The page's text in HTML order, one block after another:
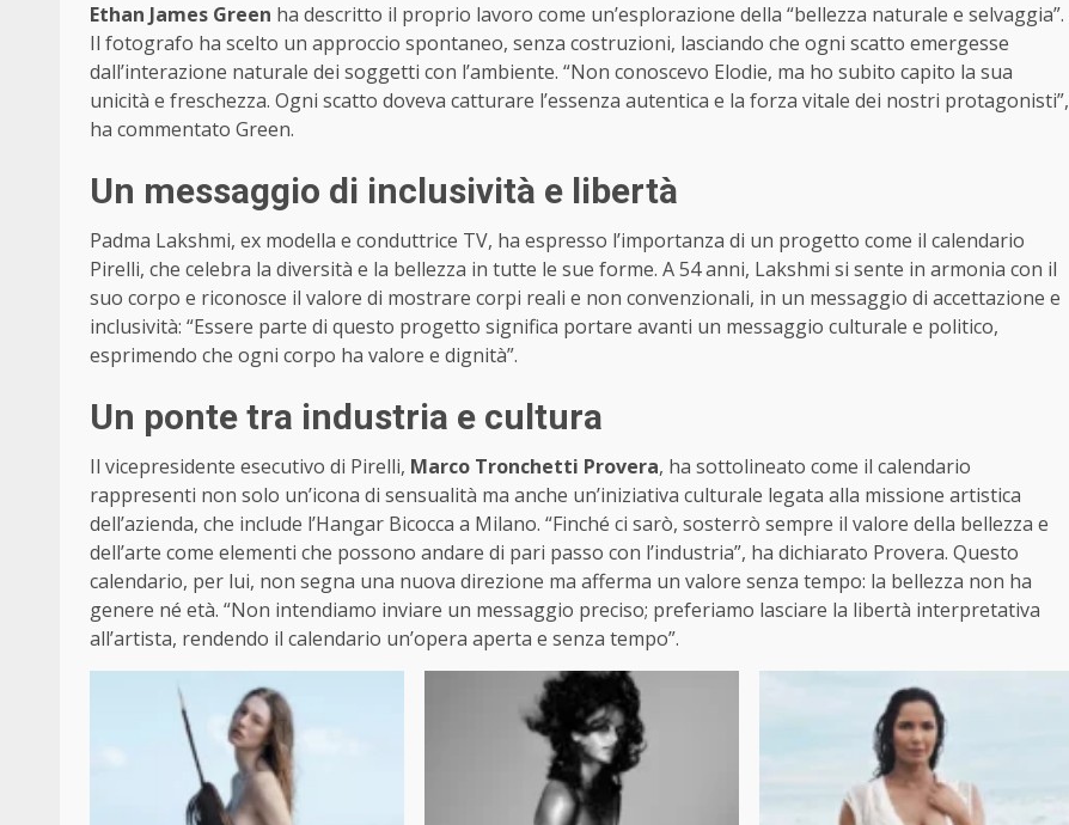
Ethan James Green ha descritto il proprio lavoro come un’esplorazione della “bellezza naturale e selvaggia”.
Il fotografo ha scelto un approccio spontaneo, senza costruzioni, lasciando che ogni scatto emergesse
dall’interazione naturale dei soggetti con l’ambiente. “Non conoscevo Elodie, ma ho subito capito la sua
unicità e freschezza. Ogni scatto doveva catturare l’essenza autentica e la forza vitale dei nostri protagonisti”,
ha commentato Green.
Un messaggio di inclusività e libertà
Padma Lakshmi, ex modella e conduttrice TV, ha espresso l’importanza di un progetto come il calendario
Pirelli, che celebra la diversità e la bellezza in tutte le sue forme. A 54 anni, Lakshmi si sente in armonia con il
suo corpo e riconosce il valore di mostrare corpi reali e non convenzionali, in un messaggio di accettazione e
inclusività: “Essere parte di questo progetto significa portare avanti un messaggio culturale e politico,
esprimendo che ogni corpo ha valore e dignità”.
Un ponte tra industria e cultura
Il vicepresidente esecutivo di Pirelli, Marco Tronchetti Provera, ha sottolineato come il calendario
rappresenti non solo un’icona di sensualità ma anche un’iniziativa culturale legata alla missione artistica
dell’azienda, che include l’Hangar Bicocca a Milano. “Finché ci sarò, sosterrò sempre il valore della bellezza e
dell’arte come elementi che possono andare di pari passo con l’industria”, ha dichiarato Provera. Questo
calendario, per lui, non segna una nuova direzione ma afferma un valore senza tempo: la bellezza non ha
genere né età. “Non intendiamo inviare un messaggio preciso; preferiamo lasciare la libertà interpretativa
all’artista, rendendo il calendario un’opera aperta e senza tempo”.